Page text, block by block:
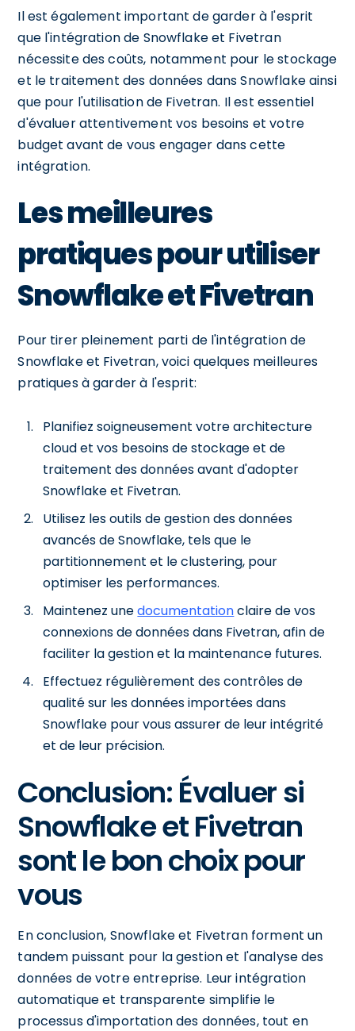
Il est également important de garder à l'esprit
que l'intégration de Snowflake et Fivetran
nécessite des coûts, notamment pour le stockage
et le traitement des données dans Snowflake ainsi
que pour l'utilisation de Fivetran. Il est essentiel
d'évaluer attentivement vos besoins et votre
budget avant de vous engager dans cette
intégration.
Les meilleures
pratiques pour utiliser
Snowflake et Fivetran
Pour tirer pleinement parti de l'intégration de
Snowflake et Fivetran, voici quelques meilleures
pratiques à garder à l'esprit:
Planifiez soigneusement votre architecture
cloud et vos besoins de stockage et de
traitement des données avant d'adopter
Snowflake et Fivetran.
Utilisez les outils de gestion des données
avancés de Snowflake, tels que le
partitionnement et le clustering, pour
optimiser les performances.
Maintenez unedocumentationclaire de vos
connexions de données dans Fivetran, afin de
faciliter la gestion et la maintenance futures.
Effectuez régulièrement des contrôles de
qualité sur les données importées dans
Snowflake pour vous assurer de leur intégrité
et de leur précision.
Conclusion: Évaluer si
Snowflake et Fivetran
sont le bon choix pour
vous
En conclusion, Snowflake et Fivetran forment un
tandem puissant pour la gestion et l'analyse des
données de votre entreprise. Leur intégration
automatique et transparente simplifie le
processus d'importation des données, tout en